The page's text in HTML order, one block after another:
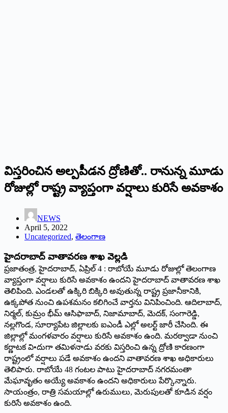
విస్తరించిన అల్పపీడన ద్రోణితో.. రానున్న మూడు
రోజుల్లో రాష్ట్ర వ్యాప్తంగా వర్షాలు కురిసే అవకాశం
NEWS
April 5, 2022
Uncategorized, తెలంగాణ
హైదరాబాద్‌ ‌వాతావరణ శాఖ వెల్లడి
ప్రజాతంత్ర, హైదరాబాద్‌, ఏ‌ప్రిల్‌ 4 : ‌రాబోయే మూడు రోజుల్లో తెలంగాణ
వ్యాప్తంగా వర్షాలు కురిసే అవకాశం ఉందని హైదరాబాద్‌ ‌వాతావరణ శాఖ
తెలిపింది. ఎండలతో ఉక్కిరి బిక్కిరి అవుతున్న రాష్ట్ర ప్రజానీకానికి,
ఉక్కపోత నుంచి ఉపశమనం కలిగించే వార్తను వినిపించింది. ఆదిలాబాద్‌,
‌నిర్మల్‌, ‌కుమ్రం భీమ్‌ ఆసిఫాబాద్‌, ‌నిజామాబాద్‌, ‌మెదక్‌, ‌సంగారెడ్డి,
నల్లగొండ, సూర్యాపేట జిల్లాలకు ఐఎండీ ఎల్లో అలర్ట్ ‌జారీ చేసింది. ఈ
జిల్లాల్లో మంగళవారం వర్షాలు కురిసే అవకాశం ఉంది. మరఠ్వాడా నుంచి
కర్ణాటక వి•దుగా తమిళనాడు వరకు విస్తరించి ఉన్న ద్రోణి కారణంగా
రాష్ట్రంలో వర్షాలు పడే అవకాశం ఉందని వాతావరణ శాఖ అధికారులు
తెలిపారు. రాబోయే 48 గంటల పాటు హైదరాబాద్‌ ‌నగరమంతా
మేఘావృతం అయ్యే అవకాశం ఉందని అధికారులు పేర్కొన్నారు.
సాయంత్రం, రాత్రి సమయాల్లో ఉరుములు, మెరుపులతో కూడిన వర్షం
కురిసే అవకాశం ఉంది.